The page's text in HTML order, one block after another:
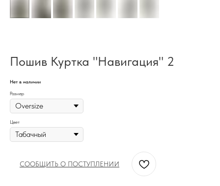
Пошив Куртка "Навигация" 2
Нет в наличии
Размер
Цвет
СООБЩИТЬ О ПОСТУПЛЕНИИ